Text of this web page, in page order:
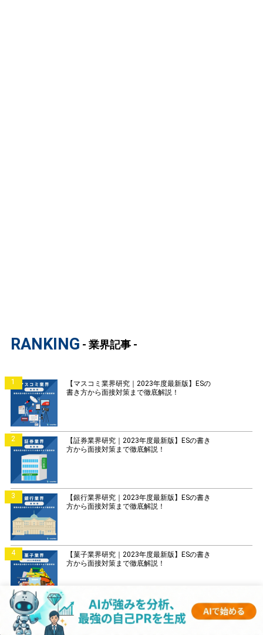
RANKING - 業界記事 -
1
【マスコミ業界研究｜2023年度最新版】ESの
書き方から面接対策まで徹底解説！
2
【証券業界研究｜2023年度最新版】ESの書き
方から面接対策まで徹底解説！
3
【銀行業界研究｜2023年度最新版】ESの書き
方から面接対策まで徹底解説！
4
【菓子業界研究｜2023年度最新版】ESの書き
方から面接対策まで徹底解説！
5
【IT業界研究｜2023年度最新版】ESの書き方
から面接対策まで徹底解説！